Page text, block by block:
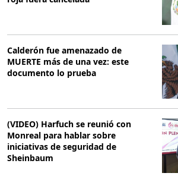
Calderón fue amenazado de
MUERTE más de una vez: este
documento lo prueba
(VIDEO) Harfuch se reunió con
Monreal para hablar sobre
iniciativas de seguridad de
Sheinbaum